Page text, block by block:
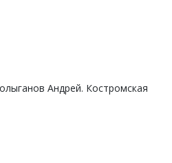
Андрей. Костромская